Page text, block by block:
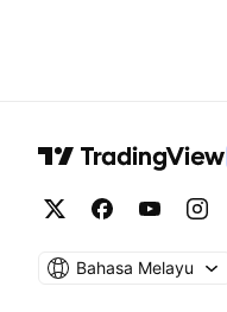
Bahasa Melayu